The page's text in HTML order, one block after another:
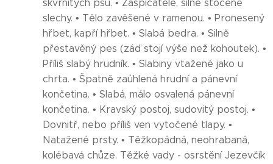
skvrnitých psů. • Zašpičatělé, silně stočené
slechy. • Tělo zavěšené v ramenou. • Pronesený
hřbet, kapří hřbet. • Slabá bedra. • Silně
přestavěný pes (záď stojí výše než kohoutek). •
Příliš slabý hrudník. • Slabiny vtažené jako u
chrta. • Špatně zaúhlená hrudní a pánevní
končetina. • Slabá, málo osvalená pánevní
končetina. • Kravský postoj, sudovitý postoj. •
Dovnitř, nebo příliš ven vytočené tlapy. •
Natažené prsty. • Těžkopádná, neohrabaná,
kolébavá chůze. Těžké vady - osrstění Jezevčík